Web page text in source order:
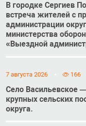
В городке Сергиев
встреча жителей с
администрации
министерства
«Выездной
7 августа 2026 166
Село Васильевское
крупных сельских
округа.